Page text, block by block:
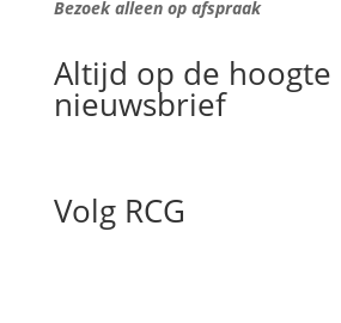
Bezoek alleen op afspraak
Altijd op de hoogte
nieuwsbrief
Volg RCG